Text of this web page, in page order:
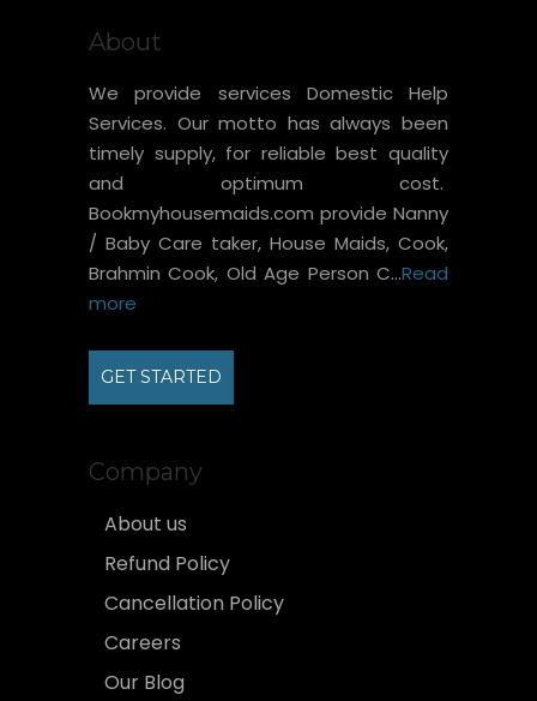
About
We provide services Domestic Help
Services. Our motto has always been
timely supply, for reliable best quality
and optimum cost.
Bookmyhousemaids.com provide Nanny
/ Baby Care taker, House Maids, Cook,
Brahmin Cook, Old Age Person C...Read
more
GET STARTED
Company
About us
Refund Policy
Cancellation Policy
Careers
Our Blog